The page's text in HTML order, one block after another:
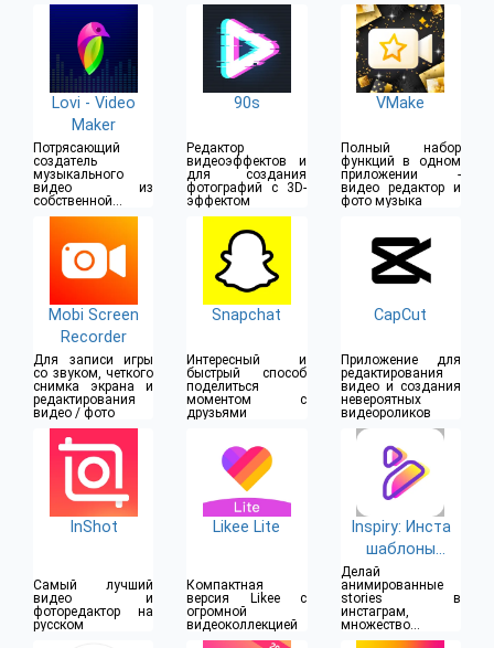
Lovi - Video
Maker
Потрясающий
создатель
музыкального
видео из
собственной
галереи
90s
Редактор
видеоэффектов и
для создания
фотографий с 3D-
эффектом
VMake
Полный набор
функций в одном
приложении -
видео редактор и
фото музыка
Mobi Screen
Recorder
Для записи игры
со звуком, четкого
снимка экрана и
редактирования
видео / фото
Snapchat
Интересный и
быстрый способ
поделиться
моментом с
друзьями
CapCut
Приложение для
редактирования
видео и создания
невероятных
видеороликов
InShot
Самый лучший
видео и
фоторедактор на
русском
Likee Lite
Компактная
версия Likee с
огромной
видеоколлекцией
Inspiry: Инста
шаблоны
stories
Делай
анимированные
stories в
инстаграм,
множество
фильтров и